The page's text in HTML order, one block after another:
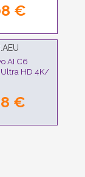
€
AI C6
HD 4K/
€